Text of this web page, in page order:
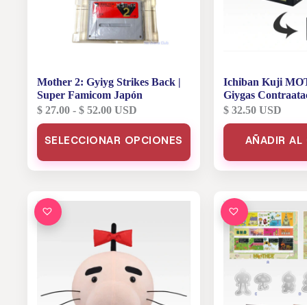
Mother 2: Gyiyg Strikes Back |
Super Famicom Japón
$ 27.00 - $ 52.00Rango
de
precios:
desde
$ 27.00
hasta
USD
SELECCIONAR OPCIONES
Este
producto
tiene
múltiples
opciones
se
pueden
producto
Ichiban Kuji
Giygas
Edición – Premio
Regalo Funcional
$32.50USD
AÑADIR AL